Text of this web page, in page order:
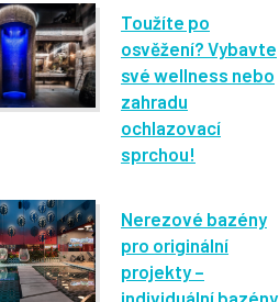
Toužíte po
osvěžení? Vybavte
své wellness nebo
zahradu
ochlazovací
sprchou!
Nerezové bazény
pro originální
projekty –
individuální bazény